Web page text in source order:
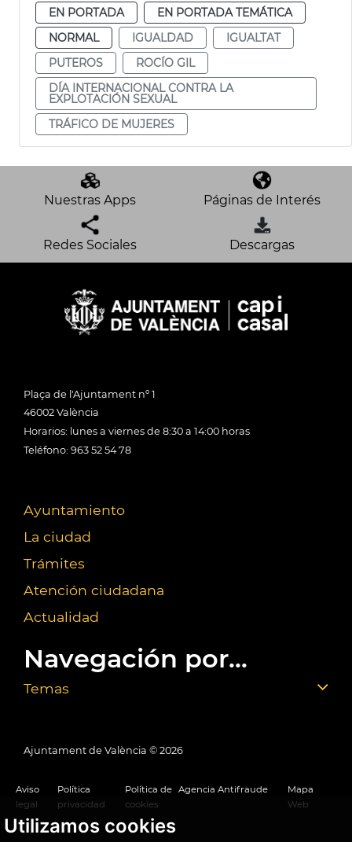
Utilizamos cookies
EN PORTADA
EN PORTADA TEMÁTICA
NORMAL
IGUALDAD
IGUALTAT
PUTEROS
ROCÍO GIL
DÍA INTERNACIONAL CONTRA LA
EXPLOTACIÓN SEXUAL
TRÁFICO DE MUJERES
Nuestras Apps Páginas de Interés
Redes Sociales Descargas
Plaça de l'Ajuntament nº 1
46002 València
Horarios: lunes a viernes de 8:30 a 14:00 horas
Teléfono: 963 52 54 78
Ayuntamiento
La ciudad
Trámites
Atención ciudadana
Actualidad
Navegación por...
Temas
Ajuntament de València © 2026
Aviso
legal
Política
privacidad
Política de
cookies
Agencia Antifraude
Mapa
Web